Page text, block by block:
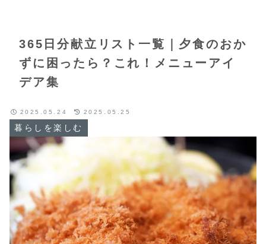
365日分献立リスト一覧｜夕食のおか
ずに困ったら？これ！メニューアイ
デア集
暮らしを楽しむ
2025.05.24 2025.05.25